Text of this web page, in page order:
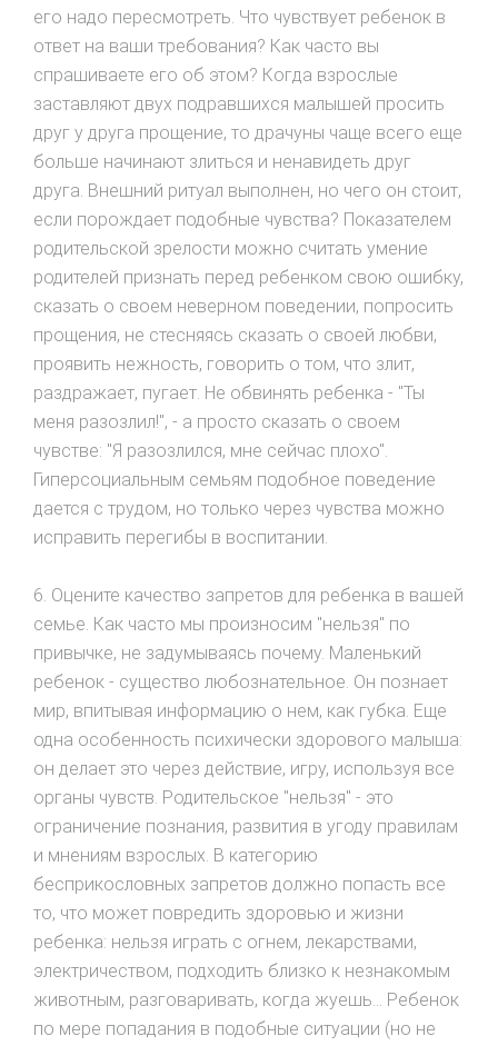
его надо пересмотреть. Что чувствует ребенок в
ответ на ваши требования? Как часто вы
спрашиваете его об этом? Когда взрослые
заставляют двух подравшихся малышей просить
друг у друга прощение, то драчуны чаще всего еще
больше начинают злиться и ненавидеть друг
друга. Внешний ритуал выполнен, но чего он стоит,
если порождает подобные чувства? Показателем
родительской зрелости можно считать умение
родителей признать перед ребенком свою ошибку,
сказать о своем неверном поведении, попросить
прощения, не стесняясь сказать о своей любви,
проявить нежность, говорить о том, что злит,
раздражает, пугает. Не обвинять ребенка - "Ты
меня разозлил!", - а просто сказать о своем
чувстве: "Я разозлился, мне сейчас плохо".
Гиперсоциальным семьям подобное поведение
дается с трудом, но только через чувства можно
исправить перегибы в воспитании.
6. Оцените качество запретов для ребенка в вашей
семье. Как часто мы произносим "нельзя" по
привычке, не задумываясь почему. Маленький
ребенок - существо любознательное. Он познает
мир, впитывая информацию о нем, как губка. Еще
одна особенность психически здорового малыша:
он делает это через действие, игру, используя все
органы чувств. Родительское "нельзя" - это
ограничение познания, развития в угоду правилам
и мнениям взрослых. В категорию
бесприкословных запретов должно попасть все
то, что может повредить здоровью и жизни
ребенка: нельзя играть с огнем, лекарствами,
электричеством, подходить близко к незнакомым
животным, разговаривать, когда жуешь... Ребенок
по мере попадания в подобные ситуации (но не